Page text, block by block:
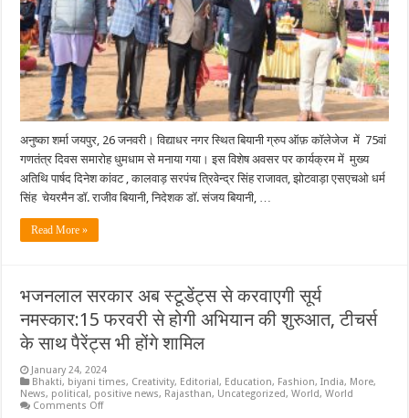
अनुष्का शर्मा जयपुर, 26 जनवरी। विद्याधर नगर स्थित बियानी ग्रुप ऑफ़ कॉलेजेज में 75वां
गणतंत्र दिवस समारोह धुमधाम से मनाया गया। इस विशेष अवसर पर कार्यक्रम में मुख्य
अतिथि पार्षद दिनेश कांवट , कालवाड़ सरपंच त्रिवेन्द्र सिंह राजावत, झोटवाड़ा एसएचओ धर्म
सिंह चेयरमैन डॉ. राजीव बियानी, निदेशक डॉ. संजय बियानी, …
Read More »
भजनलाल सरकार अब स्टूडेंट्स से करवाएगी सूर्य
नमस्कार:15 फरवरी से होगी अभियान की शुरुआत, टीचर्स
के साथ पैरेंट्स भी होंगे शामिल
January 24, 2024
Bhakti, biyani times, Creativity, Editorial, Education, Fashion,India, More,
News, political, positive news, Rajasthan, Uncategorized,World,World
Comments Offon